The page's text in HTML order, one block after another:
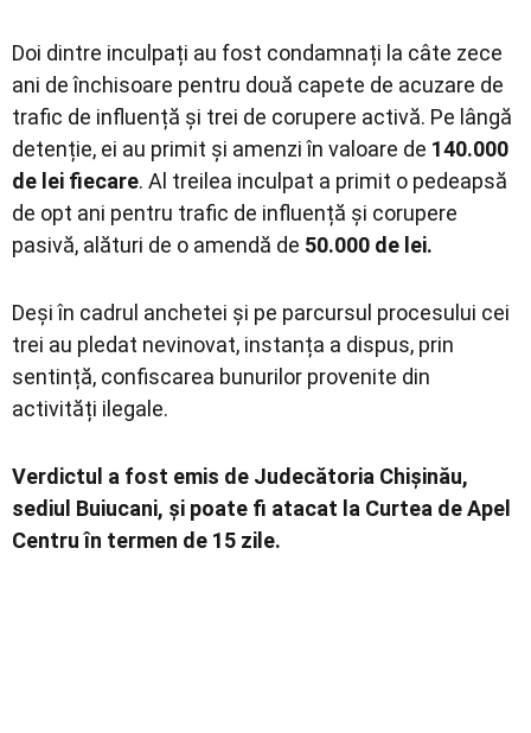
Doi dintre inculpați au fost condamnați la câte zece
ani de închisoare pentru două capete de acuzare de
trafic de influență și trei de corupere activă. Pe lângă
detenție, ei au primit și amenzi în valoare de 140.000
de lei fiecare. Al treilea inculpat a primit o pedeapsă
de opt ani pentru trafic de influență și corupere
pasivă, alături de o amendă de 50.000 de lei.
Deși în cadrul anchetei și pe parcursul procesului cei
trei au pledat nevinovat, instanța a dispus, prin
sentință, confiscarea bunurilor provenite din
activități ilegale.
Verdictul a fost emis de Judecătoria Chișinău,
sediul Buiucani, și poate fi atacat la Curtea de Apel
Centru în termen de 15 zile.